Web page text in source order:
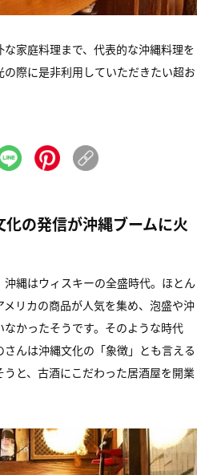
家庭料理まで、 代表的な沖縄料理を
の際に是非利用していただきたい超お
の発信が沖縄ブームに火
縄はウィスキーの全盛時代。 ほとん
リカの商品が人気を集め、 泡盛や沖
かったそうです。 そのような時代
さんは沖縄文化の「象徴」とも言える
と、 古酒にこだわった居酒屋を開業